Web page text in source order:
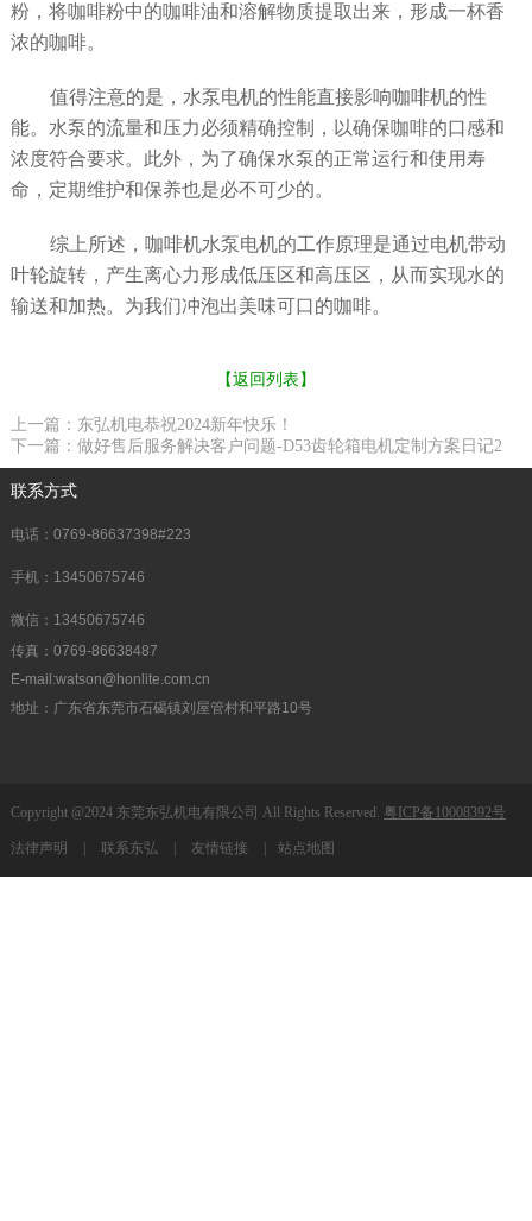
粉，将咖啡粉中的咖啡油和溶解物质提取出来，形成一杯香
浓的咖啡。
值得注意的是，水泵电机的性能直接影响咖啡机的性
能。水泵的流量和压力必须精确控制，以确保咖啡的口感和
浓度符合要求。此外，为了确保水泵的正常运行和使用寿
命，定期维护和保养也是必不可少的。
综上所述，咖啡机水泵电机的工作原理是通过电机带动
叶轮旋转，产生离心力形成低压区和高压区，从而实现水的
输送和加热。为我们冲泡出美味可口的咖啡。
【返回列表】
上一篇：东弘机电恭祝2024新年快乐！
下一篇：做好售后服务解决客户问题-D53齿轮箱电机定制方案日记2
联系方式
电话：0769-86637398#223
手机：13450675746
微信：13450675746
传真：0769-86638487
E-mail:watson@honlite.com.cn
地址：广东省东莞市石碣镇刘屋管村和平路10号
Copyright @2024 东莞东弘机电有限公司 All Rights Reserved. 粤ICP备10008392号
法律声明 联系东弘 友情链接 站点地图